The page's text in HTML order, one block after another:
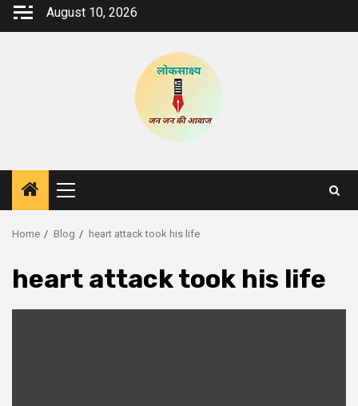
Skip
August 10, 2026
Primary
Menu
Home Blog heart attack took his life
heart attack took his life